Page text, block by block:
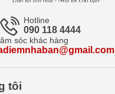
Hotline
090 118 4444
sóc khác hàng
tôi